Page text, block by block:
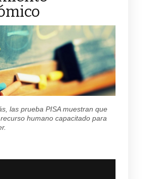
las prueba PISA muestran que
humano capacitado para